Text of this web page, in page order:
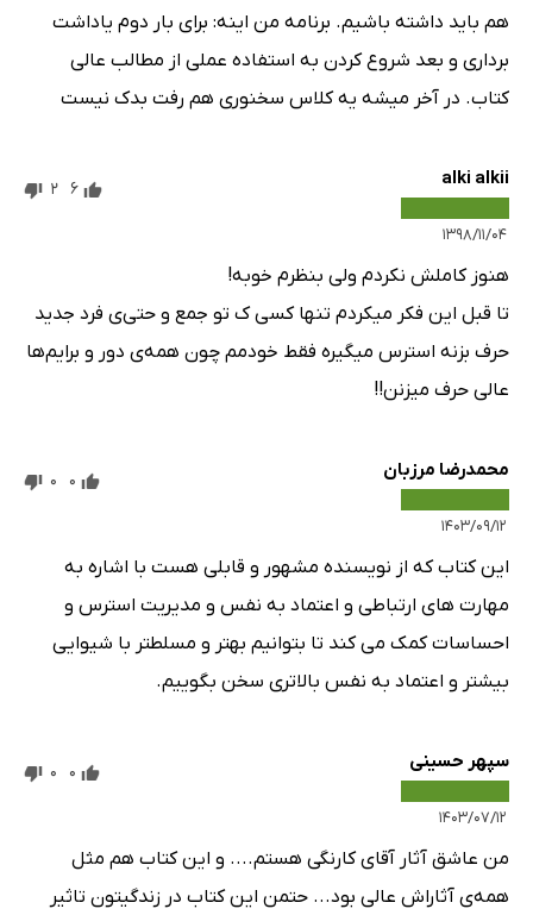
هم باید داشته باشیم. برنامه من اینه: برای بار دوم یاداشت
برداری و بعد شروع کردن به استفاده عملی از مطالب عالی
کتاب. در آخر میشه یه کلاس سخنوری هم رفت بدک نیست
alki alkii
۱۳۹۸/۱۱/۰۴
6
2
هنوز کاملش نکردم ولی بنظرم خوبه!
تا قبل این فکر میکردم تنها کسی ک تو جمع و حتی‌ی فرد جدید
حرف بزنه استرس میگیره فقط خودمم چون همه‌ی دور و برایم‌ها
عالی حرف میزنن!!
محمدرضا مرزبان
۱۴۰۳/۰۹/۱۲
0
0
این کتاب که از نویسنده مشهور و قابلی هست با اشاره به
مهارت های ارتباطی و اعتماد به نفس و مدیریت استرس و
احساسات کمک می کند تا بتوانیم بهتر و مسلطتر با شیوایی
بیشتر و اعتماد به نفس بالاتری سخن بگوییم.
سپهر حسینی
۱۴۰۳/۰۷/۱۲
0
0
من عاشق آثار آقای کارنگی هستم.... و این کتاب هم مثل
همه‌ی آثاراش عالی بود... حتمن این کتاب در زندگیتون تاثیر